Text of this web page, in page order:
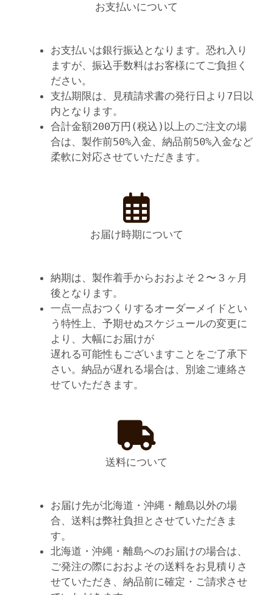
お支払いについて
お支払いは銀行振込となります。恐れ入り
ますが、振込手数料はお客様にてご負担く
ださい。
支払期限は、見積請求書の発行日より7日以
内となります。
合計金額200万円(税込)以上のご注文の場
合は、製作前50%入金、納品前50%入金など
柔軟に対応させていただきます。
お届け時期について
納期は、製作着手からおおよそ２〜３ヶ月
後となります。
一点一点おつくりするオーダーメイドとい
う特性上、予期せぬスケジュールの変更に
より、大幅にお届けが
遅れる可能性もございますことをご了承下
さい。納品が遅れる場合は、別途ご連絡さ
せていただきます。
送料について
お届け先が北海道・沖縄・離島以外の場
合、送料は弊社負担とさせていただきま
す。
北海道・沖縄・離島へのお届けの場合は、
ご発注の際におおよその送料をお見積りさ
せていただき、納品前に確定・ご請求させ